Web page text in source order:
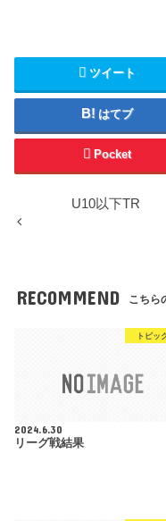
ツイート
はてブ
Pocket
U10以下TR
RECOMMEND こちら
トピッ
2024.6.30
リーグ戦結果